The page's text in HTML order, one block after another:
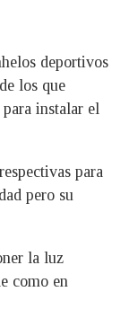
deportivos
los que
instalar el
para
pero su
la luz
como en